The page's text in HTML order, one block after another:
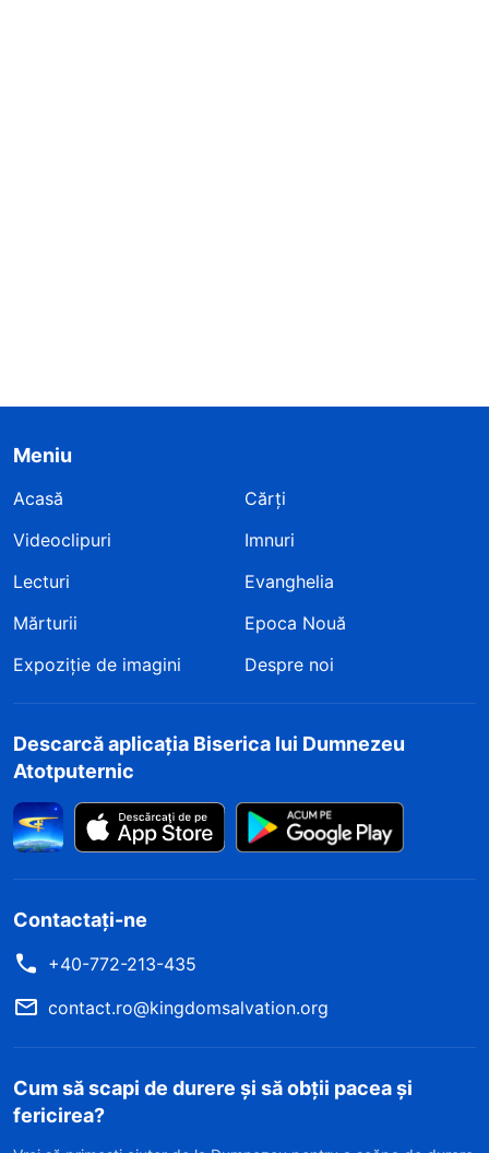
Meniu
Acasă
Cărți
Videoclipuri
Imnuri
Lecturi
Evanghelia
Mărturii
Epoca Nouă
Expoziție de imagini
Despre noi
Descarcă aplicația Biserica lui Dumnezeu
Atotputernic
Contactați-ne
+40-772-213-435
contact.ro@kingdomsalvation.org
Cum să scapi de durere și să obții pacea și
fericirea?